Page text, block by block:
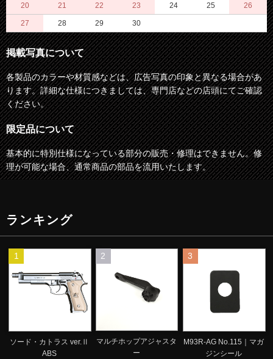
20 21 22 23 24 25 26
27 28 29 30
掲載写真について
各製品のカラーや材質感などは、広告写真の印象と異なる場合があ
ります。詳細な仕様につきましては、専門店などの店頭にてご確認
ください。
限定品について
基本的に特別仕様になっている部分の販売・修理はできません。修
理が可能な場合、通常商品の部品を流用いたします。
ランキング
1
ソード・カトラス ver.Ⅱ
ABS
2
マルチホップアジャスタ
ー
3
M93R-AG No.115｜マガ
ジンシール